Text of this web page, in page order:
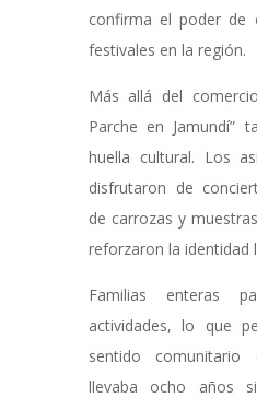
confirma el poder de
festivales en la región.
Más allá del
Parche en Jamundí”
huella cultural. Los
disfrutaron de
de carrozas y
reforzaron la identidad
Familias enteras
actividades, lo que
sentido
llevaba ocho años